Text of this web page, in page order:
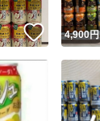
いいね！
4,900円